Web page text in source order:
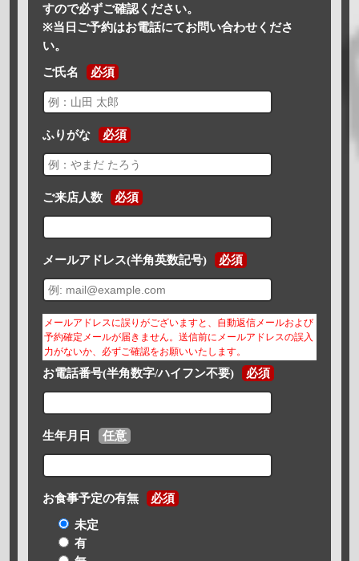
すので必ずご確認ください。
※当日ご予約はお電話にてお問い合わせくださ
い。
ご氏名 必須
ふりがな 必須
ご来店人数 必須
メールアドレス(半角英数記号) 必須
メールアドレスに誤りがございますと、自動返信メールおよび
予約確定メールが届きません。送信前にメールアドレスの誤入
力がないか、必ずご確認をお願いいたします。
お電話番号(半角数字/ハイフン不要) 必須
生年月日 任意
お食事予定の有無 必須
未定
有